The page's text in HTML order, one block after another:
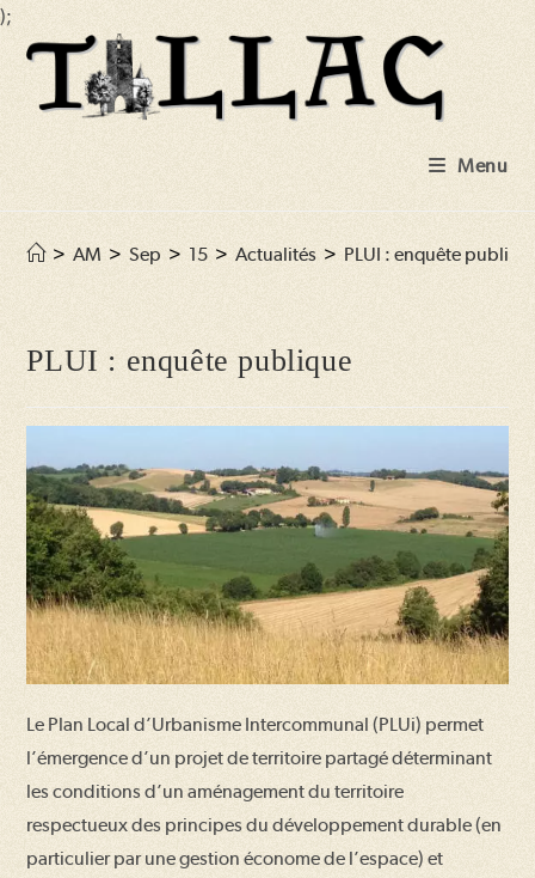
);
Skip
content
Menu
> AM > Sep > 15 > Actualités > PLUI : enquête
PLUI : enquête publique
Le Plan Local d’Urbanisme Intercommunal (PLUi) permet
l’émergence d’un projet de territoire partagé déterminant
les conditions d’un aménagement du territoire
respectueux des principes du développement durable (en
particulier par une gestion économe de l’espace) et